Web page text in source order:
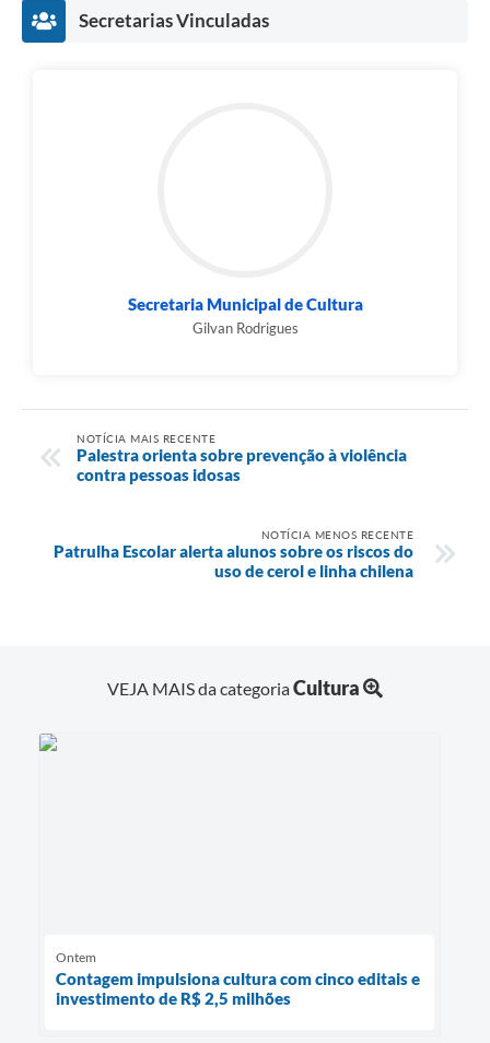
Secretarias Vinculadas
Secretaria Municipal de Cultura
Gilvan Rodrigues
NOTÍCIA MAIS RECENTE
Palestra orienta sobre prevenção à violência
contra pessoas idosas
NOTÍCIA MENOS RECENTE
Patrulha Escolar alerta alunos sobre os riscos do
uso de cerol e linha chilena
VEJA MAIS da categoriaCultura
Ontem
Contagem impulsiona cultura com cinco editais e
investimento de R$ 2,5 milhões